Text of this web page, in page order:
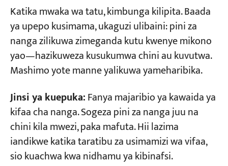
Katika mwaka wa tatu, kimbunga kilipita. Baada
ya upepo kusimama, ukaguzi ulibaini: pini za
nanga zilikuwa zimeganda kutu kwenye mikono
yao—hazikuweza kusukumwa chini au kuvutwa.
Mashimo yote manne yalikuwa yameharibika.
Jinsi ya kuepuka:Fanya majaribio ya kawaida ya
kifaa cha nanga. Sogeza pini za nanga juu na
chini kila mwezi, paka mafuta. Hii lazima
iandikwe katika taratibu za usimamizi wa vifaa,
sio kuachwa kwa nidhamu ya kibinafsi.